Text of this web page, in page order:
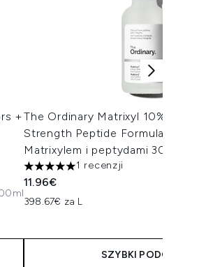
+The Ordinary Matrixyl 10% +
Strength Peptide Formulation
Matrixylem i peptydami 30 ml
5 gwiazdek na maksymalnie 5
1 recenzji
11.96€
398.67€ za L
SZYBKI PODGLĄD